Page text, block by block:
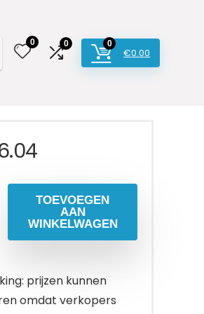
0 0 0
€0.00
TOEVOEGEN
AAN
WINKELWAGEN
prijzen kunnen
omdat verkopers